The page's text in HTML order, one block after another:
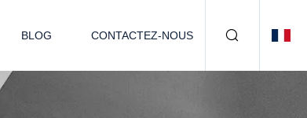
BLOG CONTACTEZ-NOUS